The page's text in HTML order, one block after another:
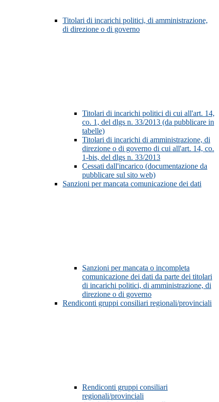
Titolari di incarichi politici, di amministrazione,
di direzione o di governo
Titolari di incarichi politici di cui all'art. 14,
co. 1, del dlgs n. 33/2013 (da pubblicare in
tabelle)
Titolari di incarichi di amministrazione, di
direzione o di governo di cui all'art. 14, co.
1-bis, del dlgs n. 33/2013
Cessati dall'incarico (documentazione da
pubblicare sul sito web)
Sanzioni per mancata comunicazione dei dati
Sanzioni per mancata o incompleta
comunicazione dei dati da parte dei titolari
di incarichi politici, di amministrazione, di
direzione o di governo
Rendiconti gruppi consiliari regionali/provinciali
Rendiconti gruppi consiliari
regionali/provinciali